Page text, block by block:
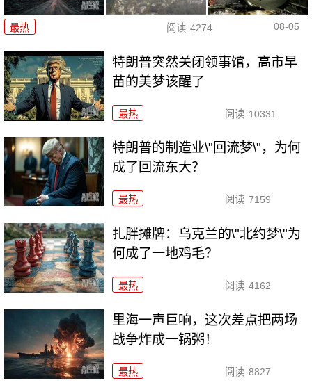
最热 阅读 4274 08-05
特朗普突然关闭领事馆，高市早
苗的美梦该醒了
最热 阅读 10331
特朗普的制造业\"回流梦\"，为何
成了回流东大？
最热 阅读 7159
扎胖摊牌：乌克兰的\"北约梦\"为
何成了一地鸡毛？
最热 阅读 4162
里海一声巨响，这次差点把两场
战争炸成一锅粥！
最热 阅读 8827